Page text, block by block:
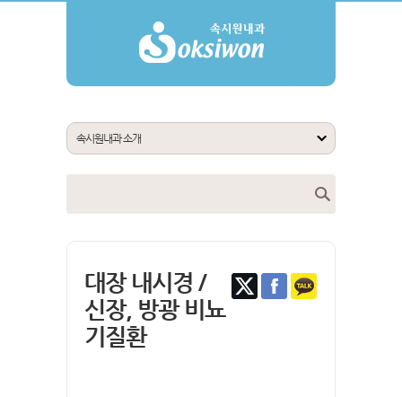
대장 내시경 /
신장, 방광 비뇨
기질환